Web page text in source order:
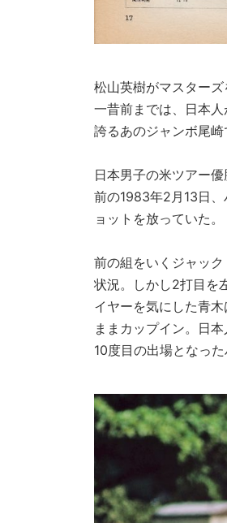
松山英樹がマスター
一昔前までは、日本
誇るあのジャンボ尾崎
日本男子の米ツアー
前の1983年2月13日
ョットを放っていた。
前の組をいくジャッ
状況。しかし2打目を
イヤーを気にした青
ままカップイン。日
10度目の出場となっ